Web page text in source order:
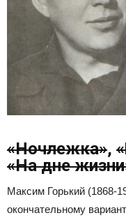
«Ночлежка»,
«На дне
Максим Горький (1868-
окончательному